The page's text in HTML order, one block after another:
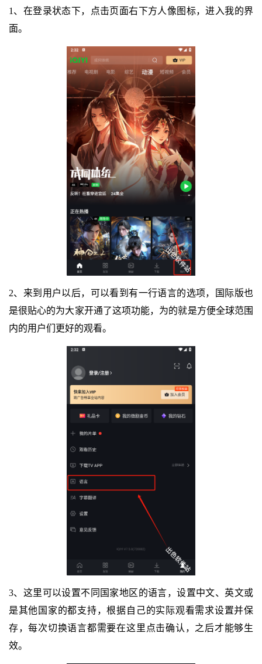
1、在登录状态下，点击页面右下方人像图标，进入我的界
面。
2、来到用户以后，可以看到有一行语言的选项，国际版也
是很贴心的为大家开通了这项功能，为的就是方便全球范围
内的用户们更好的观看。
3、这里可以设置不同国家地区的语言，设置中文、英文或
是其他国家的都支持，根据自己的实际观看需求设置并保
存，每次切换语言都需要在这里点击确认，之后才能够生
效。